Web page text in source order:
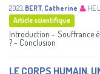
2023 BERT, Catherine , HE
Article scientifique
Introduction - Souffrance
? - Conclusion
LE CORPS HUMAIN,